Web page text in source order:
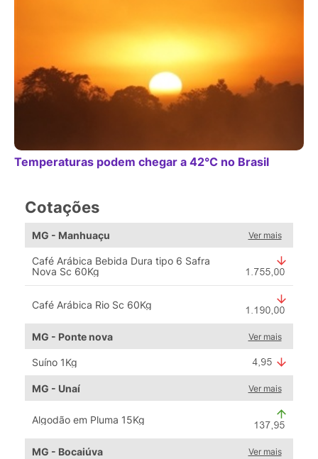
Temperaturas podem chegar a 42°C no Brasil
Cotações
MG - Manhuaçu Ver mais
Café Arábica Bebida Dura tipo 6 Safra
Nova Sc 60Kg
Café Arábica Rio Sc 60Kg
MG - Ponte nova Ver mais
Suíno 1Kg
MG - Unaí Ver mais
Algodão em Pluma 15Kg
MG - Bocaiúva Ver mais